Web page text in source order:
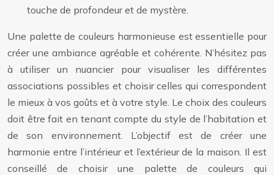
touche de profondeur et de mystère.
Une palette de couleurs harmonieuse est essentielle pour
créer une ambiance agréable et cohérente. N’hésitez pas
à utiliser un nuancier pour visualiser les différentes
associations possibles et choisir celles qui correspondent
le mieux à vos goûts et à votre style. Le choix des couleurs
doit être fait en tenant compte du style de l’habitation et
de son environnement. L’objectif est de créer une
harmonie entre l’intérieur et l’extérieur de la maison. Il est
conseillé de choisir une palette de couleurs qui